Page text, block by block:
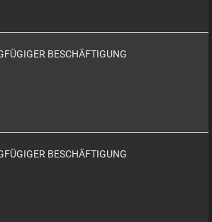
BESCHÄFTIGUNG
BESCHÄFTIGUNG